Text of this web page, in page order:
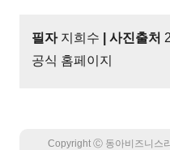
필자 지희수 | 사진출처
공식 홈페이지
Copyright Ⓒ 동아비즈니스